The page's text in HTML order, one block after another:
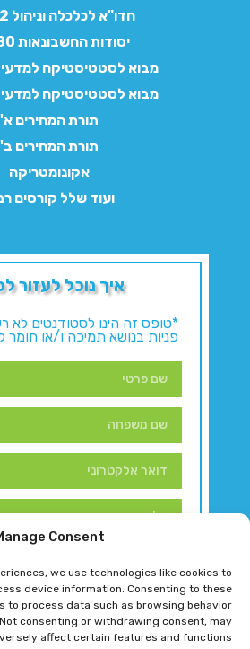
Consent
we use technologies like cookies to
device information. Consenting to these
to process data such as browsing behavior
consenting or withdrawing consent, may
affect certain features and functions.
חדו"א לכלכלה וניהול 10142
יסודות החשבונאות 10280
מבוא לסטטיסטיקה
מבוא לסטטיסטיקה
תורת המחירים א'
תורת המחירים ב'
אקונומטריקה
ועוד שלל קורסים
איך נוכל לעזור
*טופס זה הינו לסטודנטים לא
פניות בנושא תמיכה ו/או חומר